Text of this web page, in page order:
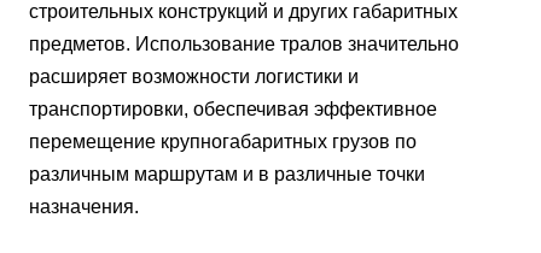
строительных конструкций и других габаритных
предметов. Использование тралов значительно
расширяет возможности логистики и
транспортировки, обеспечивая эффективное
перемещение крупногабаритных грузов по
различным маршрутам и в различные точки
назначения.